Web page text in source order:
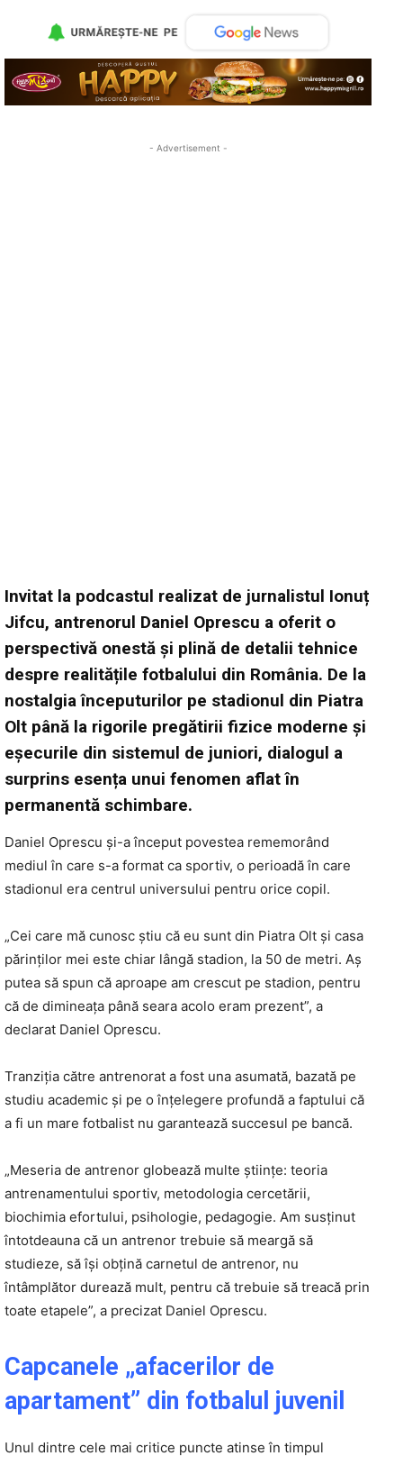
- Advertisement -
Invitat la podcastul realizat de jurnalistul Ionuț
Jifcu, antrenorul Daniel Oprescu a oferit o
perspectivă onestă și plină de detalii tehnice
despre realitățile fotbalului din România. De la
nostalgia începuturilor pe stadionul din Piatra
Olt până la rigorile pregătirii fizice moderne și
eșecurile din sistemul de juniori, dialogul a
surprins esența unui fenomen aflat în
permanentă schimbare.
Daniel Oprescu și-a început povestea rememorând
mediul în care s-a format ca sportiv, o perioadă în care
stadionul era centrul universului pentru orice copil.
„Cei care mă cunosc știu că eu sunt din Piatra Olt și casa
părinților mei este chiar lângă stadion, la 50 de metri. Aș
putea să spun că aproape am crescut pe stadion, pentru
că de dimineața până seara acolo eram prezent”, a
declarat Daniel Oprescu.
Tranziția către antrenorat a fost una asumată, bazată pe
studiu academic și pe o înțelegere profundă a faptului că
a fi un mare fotbalist nu garantează succesul pe bancă.
„Meseria de antrenor globează multe științe: teoria
antrenamentului sportiv, metodologia cercetării,
biochimia efortului, psihologie, pedagogie. Am susținut
întotdeauna că un antrenor trebuie să meargă să
studieze, să își obțină carnetul de antrenor, nu
întâmplător durează mult, pentru că trebuie să treacă prin
toate etapele”, a precizat Daniel Oprescu.
Capcanele „afacerilor de
apartament” din fotbalul juvenil
Unul dintre cele mai critice puncte atinse în timpul